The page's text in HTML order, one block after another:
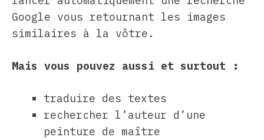
Google vous retournant les images
similaires à la vôtre.
Mais vous pouvez aussi et surtout :
traduire des textes
rechercher l’auteur d’une
peinture de maître